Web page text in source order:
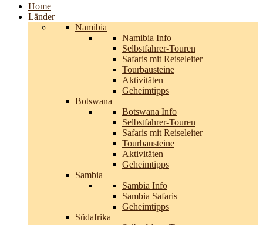
Home
Länder
Namibia
Namibia Info
Selbstfahrer-Touren
Safaris mit Reiseleiter
Tourbausteine
Aktivitäten
Geheimtipps
Botswana
Botswana Info
Selbstfahrer-Touren
Safaris mit Reiseleiter
Tourbausteine
Aktivitäten
Geheimtipps
Sambia
Sambia Info
Sambia Safaris
Geheimtipps
Südafrika